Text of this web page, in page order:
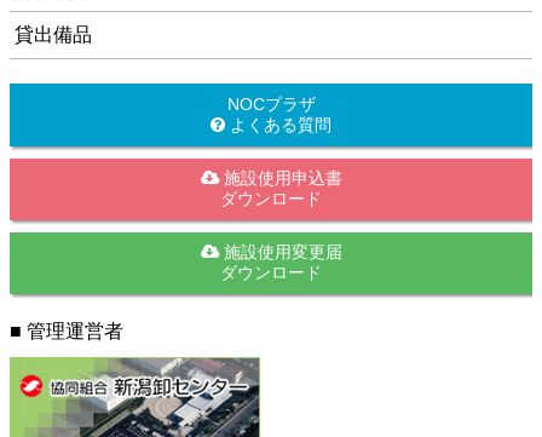
貸出備品
NOCプラザ
よくある質問
施設使用申込書
ダウンロード
施設使用変更届
ダウンロード
■ 管理運営者